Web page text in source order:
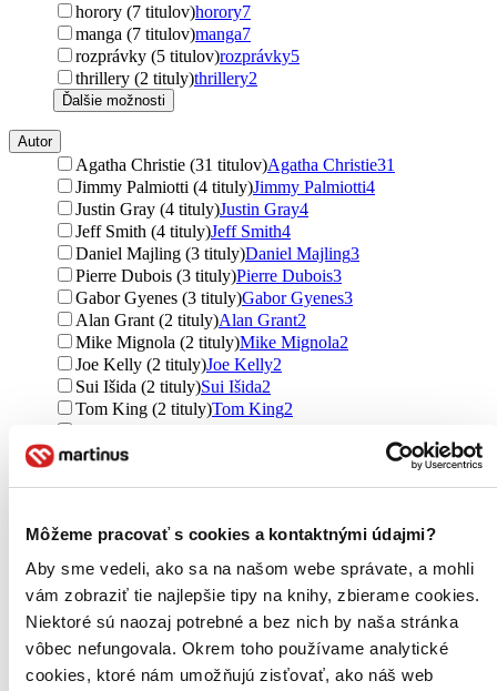
Môžeme pracovať s cookies a kontaktnými údajmi?
Aby sme vedeli, ako sa na našom webe správate, a mohli
vám zobraziť tie najlepšie tipy na knihy, zbierame cookies.
Niektoré sú naozaj potrebné a bez nich by naša stránka
vôbec nefungovala. Okrem toho používame analytické
cookies, ktoré nám umožňujú zisťovať, ako náš web
horory (7 titulov)horory7
manga (7 titulov)manga7
rozprávky (5 titulov)rozprávky5
thrillery (2 tituly)thrillery2
Ďalšie možnosti
Autor
Agatha Christie (31 titulov)Agatha Christie31
Jimmy Palmiotti (4 tituly)Jimmy Palmiotti4
Justin Gray (4 tituly)Justin Gray4
Jeff Smith (4 tituly)Jeff Smith4
Daniel Majling (3 tituly)Daniel Majling3
Pierre Dubois (3 tituly)Pierre Dubois3
Gabor Gyenes (3 tituly)Gabor Gyenes3
Alan Grant (2 tituly)Alan Grant2
Mike Mignola (2 tituly)Mike Mignola2
Joe Kelly (2 tituly)Joe Kelly2
Sui Išida (2 tituly)Sui Išida2
Tom King (2 tituly)Tom King2
Jimenez (2 tituly)
Alexej Osadčuk (2 tituly) Alexej Osadčuk2
Richard Mažonas (2 tituly)Richard Mažonas2
Dušan Budzak (2 tituly)
Dušan Budzak 2
Pavel Knapko (2 tituly) Pavel Knapko
Neil Gaiman (1 titul)Neil Gaiman1
Garth Ennis (1 titul)Garth Ennis1
Jim Lee (1 titul)Jim Lee1